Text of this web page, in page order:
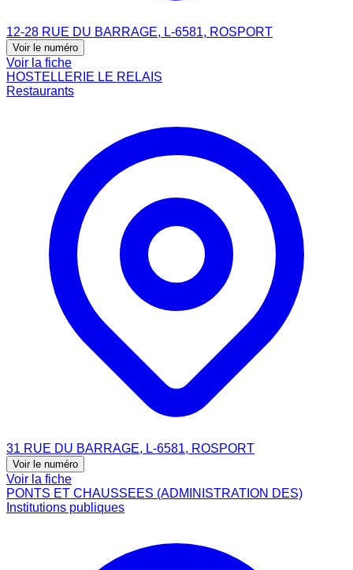
12-28 RUE DU BARRAGE, L-6581, ROSPORT
Voir le numéro
Voir la fiche
HOSTELLERIE LE RELAIS
Restaurants
31 RUE DU BARRAGE, L-6581, ROSPORT
Voir le numéro
Voir la fiche
PONTS ET CHAUSSEES (ADMINISTRATION DES)
Institutions publiques